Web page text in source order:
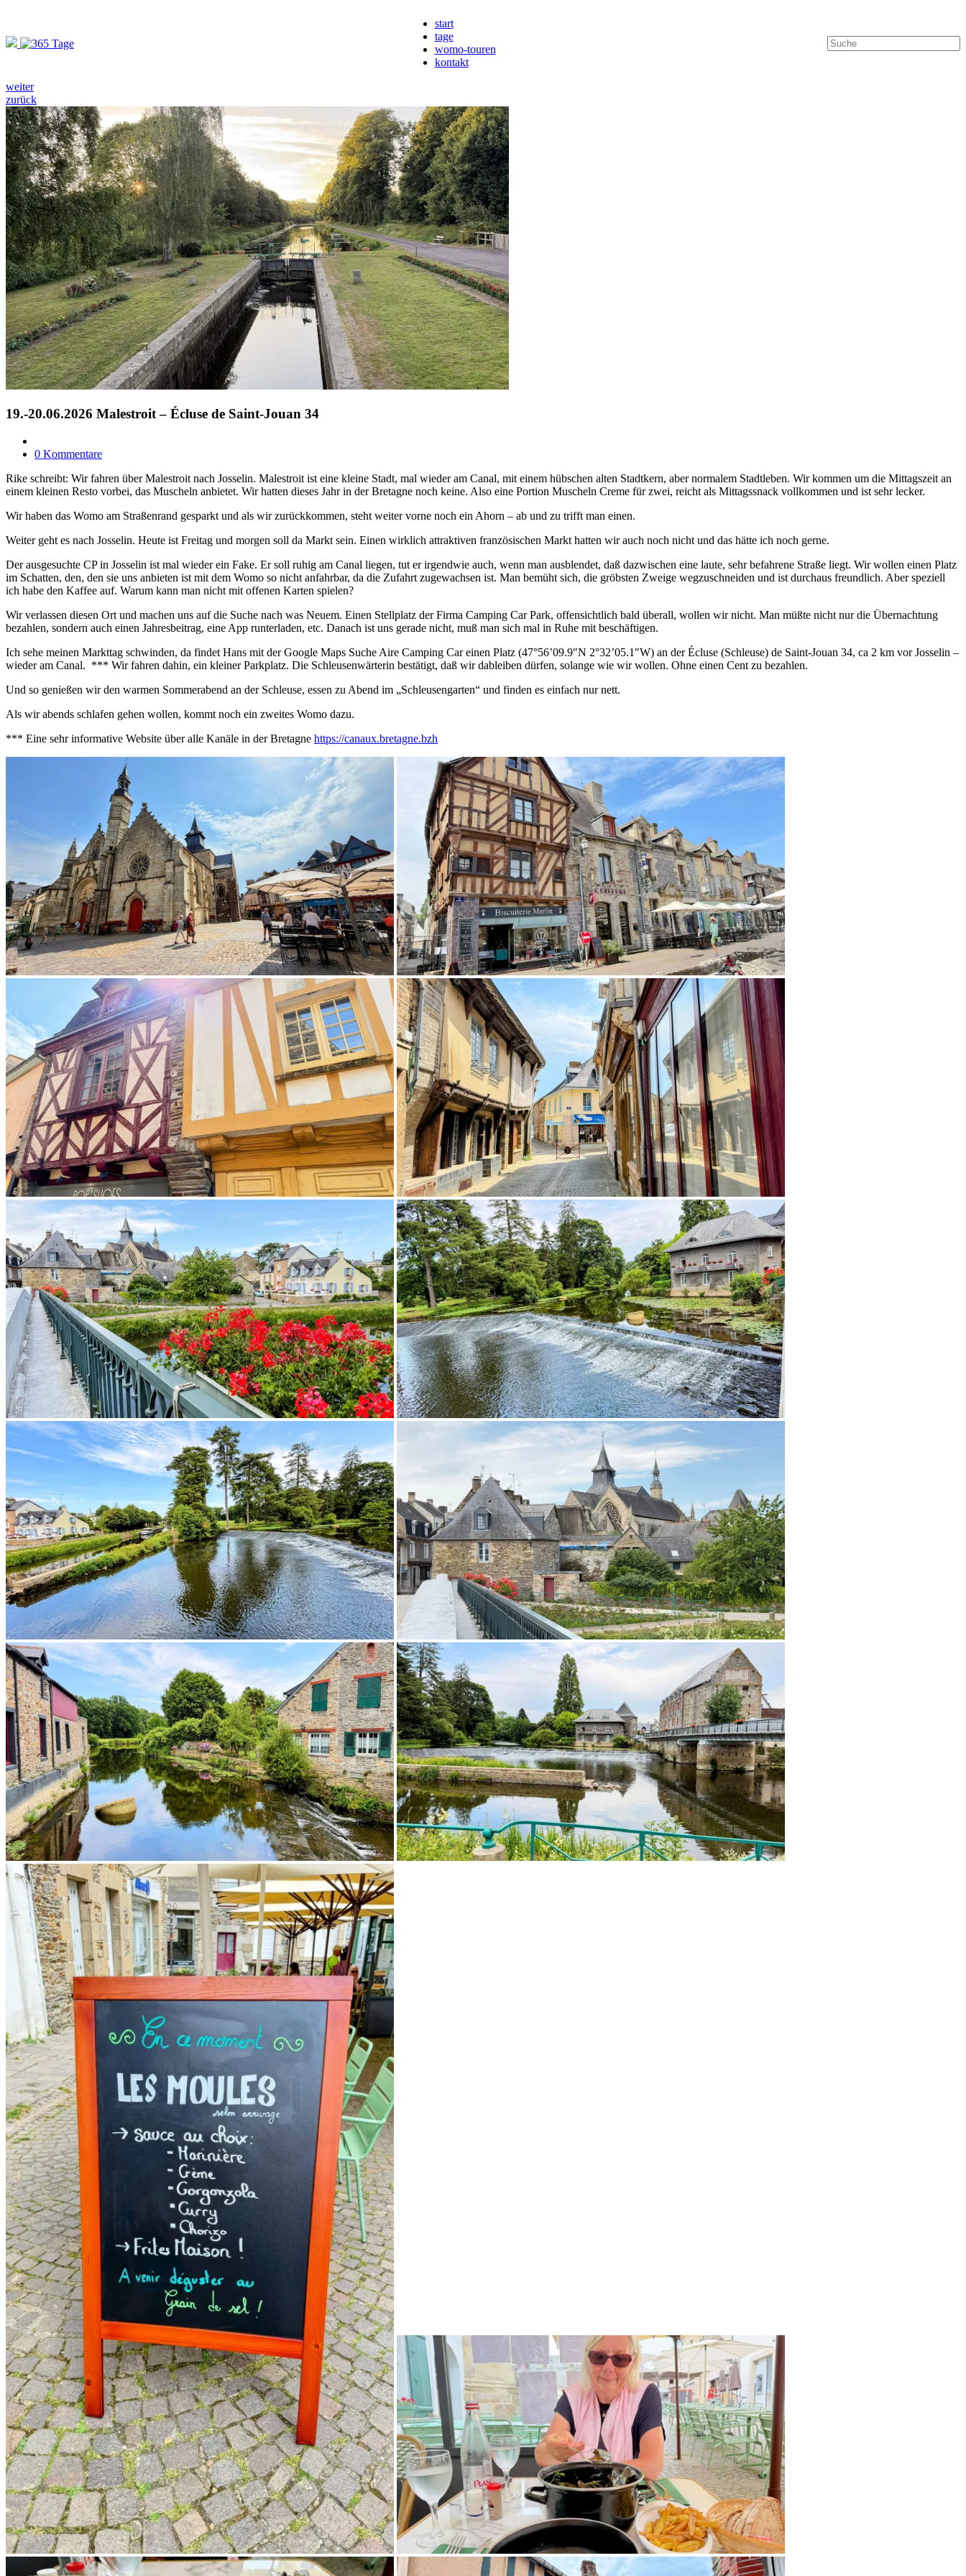
start
tage
womo-touren
kontakt
weiter
zurück
19.-20.06.2026 Malestroit – Écluse de Saint-Jouan 34
0 Kommentare
Rike schreibt: Wir fahren über Malestroit nach Josselin. Malestroit ist eine kleine Stadt, mal wieder am Canal, mit einem hübschen alten Stadtkern, aber normalem Stadtleben. Wir kommen um die Mittagszeit an
einem kleinen Resto vorbei, das Muscheln anbietet. Wir hatten dieses Jahr in der Bretagne noch keine. Also eine Portion Muscheln Creme für zwei, reicht als Mittagssnack vollkommen und ist sehr lecker.
Wir haben das Womo am Straßenrand gesparkt und als wir zurückkommen, steht weiter vorne noch ein Ahorn – ab und zu trifft man einen.
Weiter geht es nach Josselin. Heute ist Freitag und morgen soll da Markt sein. Einen wirklich attraktiven französischen Markt hatten wir auch noch nicht und das hätte ich noch gerne.
Der ausgesuchte CP in Josselin ist mal wieder ein Fake. Er soll ruhig am Canal liegen, tut er irgendwie auch, wenn man ausblendet, daß dazwischen eine laute, sehr befahrene Straße liegt. Wir wollen einen Platz
im Schatten, den, den sie uns anbieten ist mit dem Womo so nicht anfahrbar, da die Zufahrt zugewachsen ist. Man bemüht sich, die gröbsten Zweige wegzuschneiden und ist durchaus freundlich. Aber speziell
ich habe den Kaffee auf. Warum kann man nicht mit offenen Karten spielen?
Wir verlassen diesen Ort und machen uns auf die Suche nach was Neuem. Einen Stellplatz der Firma Camping Car Park, offensichtlich bald überall, wollen wir nicht. Man müßte nicht nur die Übernachtung
bezahlen, sondern auch einen Jahresbeitrag, eine App runterladen, etc. Danach ist uns gerade nicht, muß man sich mal in Ruhe mit beschäftigen.
Ich sehe meinen Markttag schwinden, da findet Hans mit der Google Maps Suche Aire Camping Car einen Platz (47°56’09.9″N 2°32’05.1″W) an der Écluse (Schleuse) de Saint-Jouan 34, ca 2 km vor Josselin –
wieder am Canal. *** Wir fahren dahin, ein kleiner Parkplatz. Die Schleusenwärterin bestätigt, daß wir dableiben dürfen, solange wie wir wollen. Ohne einen Cent zu bezahlen.
Und so genießen wir den warmen Sommerabend an der Schleuse, essen zu Abend im „Schleusengarten“ und finden es einfach nur nett.
Als wir abends schlafen gehen wollen, kommt noch ein zweites Womo dazu.
*** Eine sehr informative Website über alle Kanäle in der Bretagne https://canaux.bretagne.bzh